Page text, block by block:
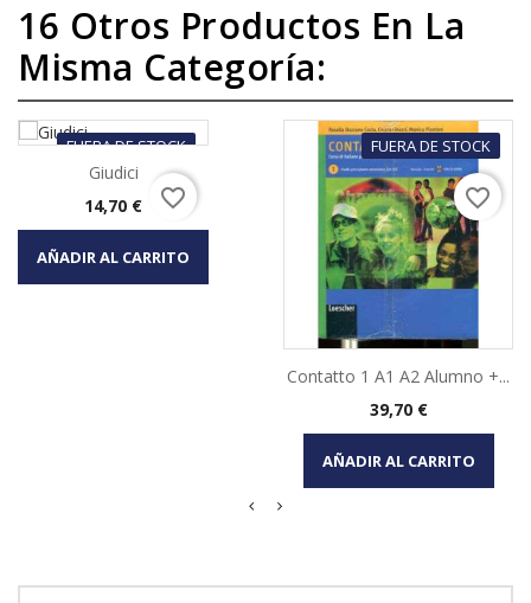
16 Otros Productos En La
Misma Categoría:
FUERA DE STOCK
Giudici
Precio
14,70 €
AÑADIR AL CARRITO
favorite_border
FUERA DE STOCK
Contatto 1 A1 A2 Alumno +...
Precio
39,70 €
AÑADIR AL CARRITO
favorite_border